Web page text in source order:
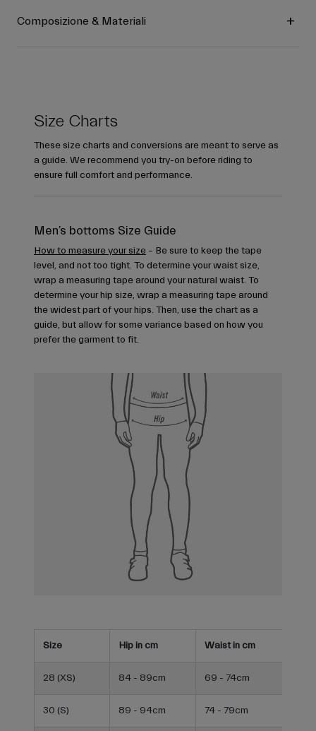
Composizione & Materiali
Size Charts
These size charts and conversions are meant to serve as
a guide. We recommend you try-on before riding to
ensure full comfort and performance.
Men’s bottoms Size Guide
How to measure your size – Be sure to keep the tape
level, and not too tight. To determine your waist size,
wrap a measuring tape around your natural waist. To
determine your hip size, wrap a measuring tape around
the widest part of your hips. Then, use the chart as a
guide, but allow for some variance based on how you
prefer the garment to fit.
Size Hip in cm Waist in cm
28 (XS) 84 - 89cm 69 - 74cm
30 (S) 89 - 94cm 74 - 79cm